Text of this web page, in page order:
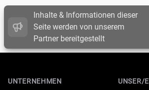
Inhalte & Informationen dieser
Seite werden von unserem
Partner bereitgestellt
UNTERNEHMEN UNSER/E